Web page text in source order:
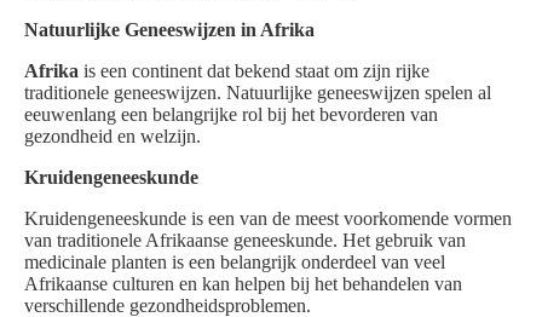
Natuurlijke Geneeswijzen in Afrika
Afrika is een continent dat bekend staat om zijn rijke
traditionele geneeswijzen. Natuurlijke geneeswijzen spelen al
eeuwenlang een belangrijke rol bij het bevorderen van
gezondheid en welzijn.
Kruidengeneeskunde
Kruidengeneeskunde is een van de meest voorkomende vormen
van traditionele Afrikaanse geneeskunde. Het gebruik van
medicinale planten is een belangrijk onderdeel van veel
Afrikaanse culturen en kan helpen bij het behandelen van
verschillende gezondheidsproblemen.